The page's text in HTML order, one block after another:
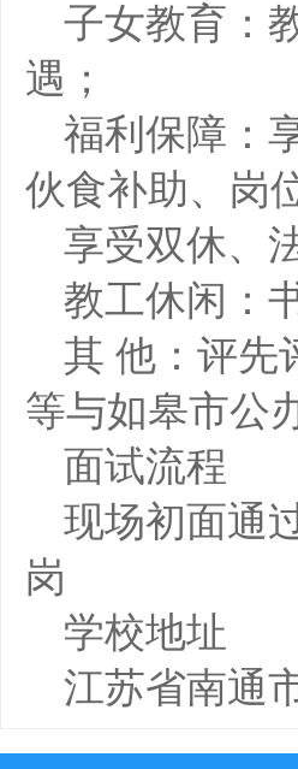
子女教育：
遇；
福利保障：
伙食补助、岗
享受双休、
教工休闲：
其 他：评先
等与如皋市公
面试流程
现场初面通
岗
学校地址
江苏省南通